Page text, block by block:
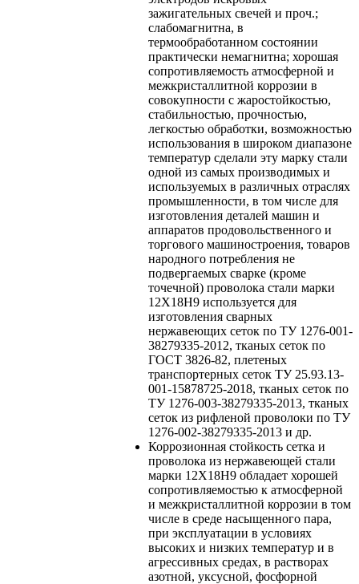
зажигательных свечей и проч.;
слабомагнитна, в
термообработанном состоянии
практически немагнитна; хорошая
сопротивляемость атмосферной и
межкристаллитной коррозии в
совокупности с жаростойкостью,
стабильностью, прочностью,
легкостью обработки, возможностью
использования в широком диапазоне
температур сделали эту марку стали
одной из самых производимых и
используемых в различных отраслях
промышленности, в том числе для
изготовления деталей машин и
аппаратов продовольственного и
торгового машиностроения, товаров
народного потребления не
подвергаемых сварке (кроме
точечной) проволока стали марки
12Х18Н9 используется для
изготовления сварных
нержавеющих сеток по ТУ 1276-001-
38279335-2012, тканых сеток по
ГОСТ 3826-82, плетеных
транспортерных сеток ТУ 25.93.13-
001-15878725-2018, тканых сеток по
ТУ 1276-003-38279335-2013, тканых
сеток из рифленой проволоки по ТУ
1276-002-38279335-2013 и др.
Коррозионная стойкость сетка и
проволока из нержавеющей стали
марки 12Х18Н9 обладает хорошей
сопротивляемостью к атмосферной
и межкристаллитной коррозии в том
числе в среде насыщенного пара,
при эксплуатации в условиях
высоких и низких температур и в
агрессивных средах, в растворах
азотной, уксусной, фосфорной